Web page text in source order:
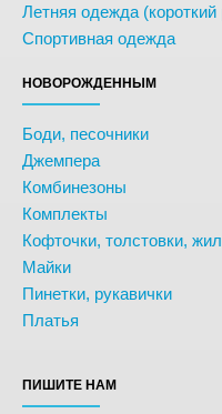
Летняя одежда (короткий
Спортивная одежда
НОВОРОЖДЕННЫМ
Боди, песочники
Джемпера
Комбинезоны
Комплекты
Кофточки, толстовки,
Майки
Пинетки, рукавички
Платья
ПИШИТЕ НАМ